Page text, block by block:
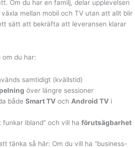
Om du har en familj, delar upplevelsen
mellan mobil och TV utan att allt blir
sätt att bekräfta att leveransen klarar
du har:
samtidigt (kvällstid)
över längre sessioner
bådeSmart TV och Android TV i
funkar ibland” och vill haförutsägbarhet
tänka så här: Om du vill ha “business-